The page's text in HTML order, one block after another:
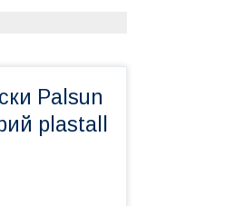
Palsun
plastall